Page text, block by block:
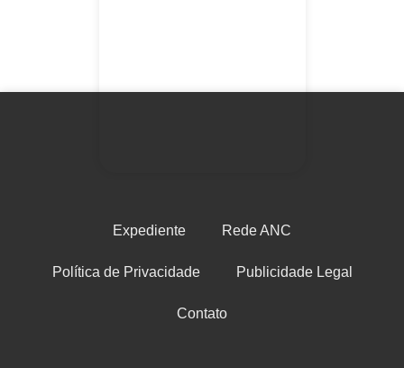
Expediente Rede ANC
Política de Privacidade Publicidade Legal
Contato